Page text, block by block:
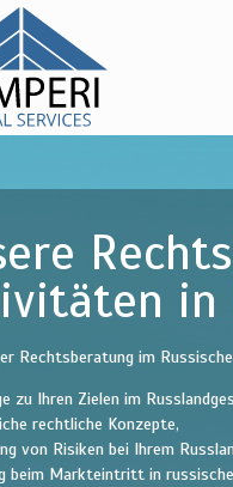
-
Recht
in
Rechtsberatung im
zu Ihren Zielen im
rechtliche Konzepte,
von Risiken bei Ihrem
beim Markteintritt in